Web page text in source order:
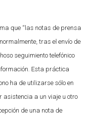
que “las notas de prensa
tras el envío de
seguimiento telefónico
Esta práctica
ha de utilizarse sólo en
asistencia a un viaje u otro
de una nota de